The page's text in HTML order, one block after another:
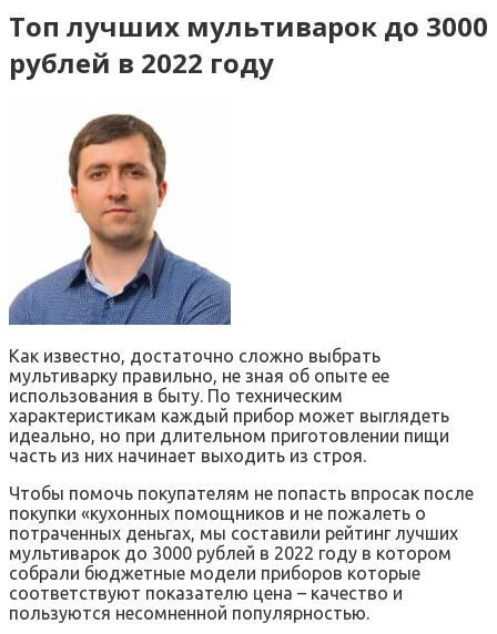
Топ лучших мультиварок до 3000
рублей в 2022 году
Как известно, достаточно сложно выбрать
мультиварку правильно, не зная об опыте ее
использования в быту. По техническим
характеристикам каждый прибор может выглядеть
идеально, но при длительном приготовлении пищи
часть из них начинает выходить из строя.
Чтобы помочь покупателям не попасть впросак после
покупки «кухонных помощников и не пожалеть о
потраченных деньгах, мы составили рейтинг лучших
мультиварок до 3000 рублей в 2022 году в котором
собрали бюджетные модели приборов которые
соответствуют показателю цена – качество и
пользуются несомненной популярностью.